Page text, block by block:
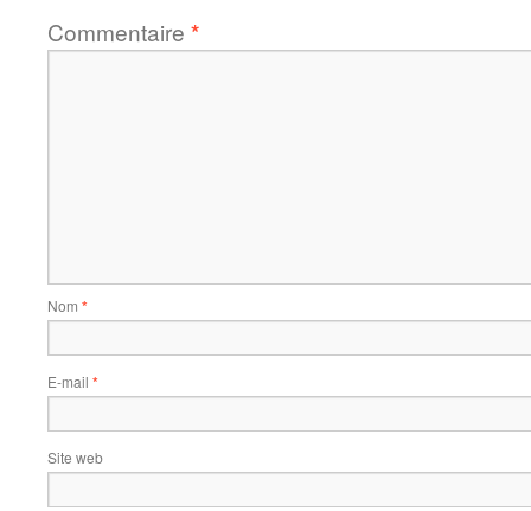
Commentaire *
Nom *
E-mail *
Site web